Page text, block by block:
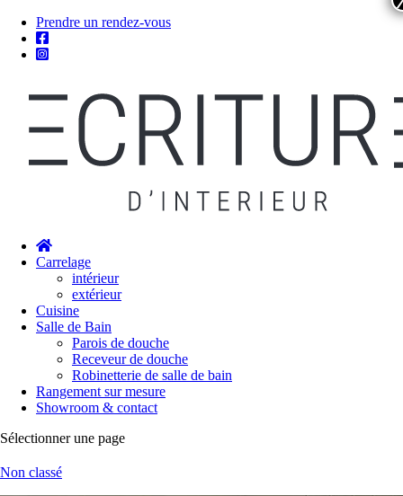
Prendre un rendez-vous
Carrelage
intérieur
extérieur
Cuisine
Salle de Bain
Parois de douche
Receveur de douche
Robinetterie de salle de bain
Rangement sur mesure
Showroom & contact
Sélectionner une page
Non classé